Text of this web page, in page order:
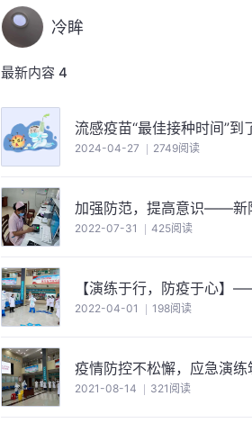
冷眸
最新内容 4
流感疫苗“最佳接种时间”到
2024-04-27 2749阅读
加强防范，提高意识——新
2022-07-31 425阅读
【演练于行，防疫于心】
2022-04-01 198阅读
疫情防控不松懈，应急演
2021-08-14 321阅读